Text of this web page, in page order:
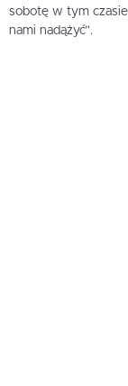
sobotę w tym czasie
nami nadążyć”.